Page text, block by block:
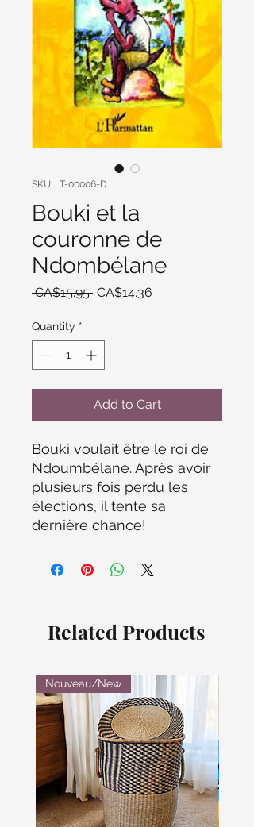
SKU: LT-00006-D
Bouki et la
couronne de
Ndombélane
CA$15.95 Regular
CA$14.36
Quantity *
Add to Cart
Bouki voulait être le roi de
Ndoumbélane. Après avoir
plusieurs fois perdu les
élections, il tente sa
dernière chance!
Related Products
Nouveau/New